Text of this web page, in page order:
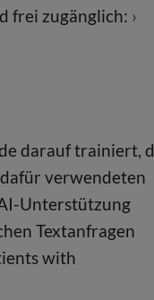
frei zugänglich:
darauf trainiert,
verwendeten
Unterstützung
Textanfragen
with